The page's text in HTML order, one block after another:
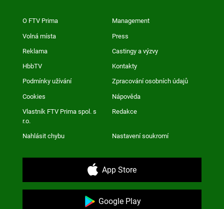
O FTV Prima Management
Volná místa Press
Reklama Castingy a výzvy
HbbTV Kontakty
Podmínky užívání Zpracování osobních údajů
Cookies Nápověda
Vlastník FTV Prima spol. s
r.o.
Redakce
Nahlásit chybu Nastavení soukromí
App Store
Google Play